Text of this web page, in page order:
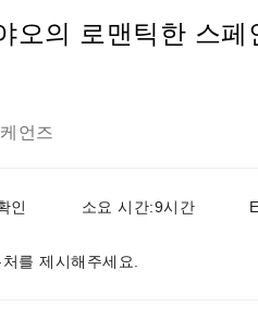
오의 로맨틱한 스
케언즈
인 소요 시간:9시간
를 제시해주세요.